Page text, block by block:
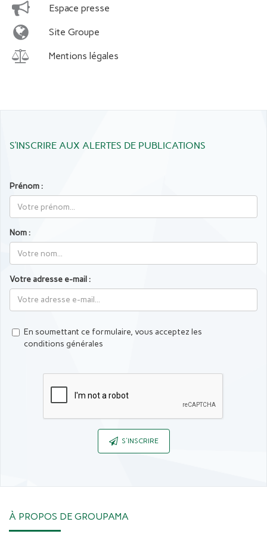
Espace presse
Site Groupe
Mentions légales
S’INSCRIRE AUX ALERTES DE PUBLICATIONS
Prénom :
Nom :
Votre adresse e-mail :
En soumettant ce formulaire, vous acceptez les
conditions générales
S'INSCRIRE
À PROPOS DE GROUPAMA